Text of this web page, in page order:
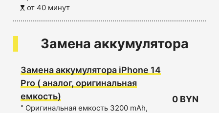
от 40 минут
Замена аккумулятора
Замена аккумулятора iPhone 14
Pro ( аналог, оригинальная
емкость)
" Оригинальная емкость 3200 mAh,
0 BYN